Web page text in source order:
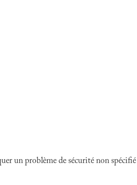
un problème de sécurité non